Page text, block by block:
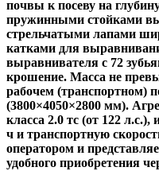
почвы к посеву на
пружинными стойками
стрельчатыми лапами
катками для
выравнивателя с 72
крошение. Масса не
рабочем (транспортном)
(3800×4050×2800 мм).
класса 2.0 тс (от 122
ч и транспортную
оператором и
удобного приобретения